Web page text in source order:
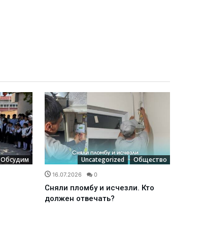
Обсудим Uncategorized Общество
16.07.2026 0
Сняли пломбу и исчезли. Кто
должен отвечать?